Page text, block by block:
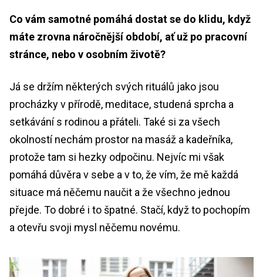
Co vám samotné pomáhá dostat se do klidu, když
máte zrovna náročnější období, ať už po pracovní
stránce, nebo v osobním životě?
Já se držím některých svých rituálů jako jsou
procházky v přírodě, meditace, studená sprcha a
setkávání s rodinou a přáteli. Také si za všech
okolností nechám prostor na masáž a kadeřníka,
protože tam si hezky odpočinu. Nejvíc mi však
pomáhá důvěra v sebe a v to, že vím, že mě každá
situace má něčemu naučit a že všechno jednou
přejde. To dobré i to špatné. Stačí, když to pochopím
a otevřu svoji mysl něčemu novému.